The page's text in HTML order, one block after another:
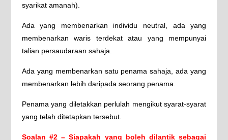
syarikat amanah).
Ada yang membenarkan individu neutral, ada yang
membenarkan waris terdekat atau yang mempunyai
talian persaudaraan sahaja.
Ada yang membenarkan satu penama sahaja, ada yang
membenarkan lebih daripada seorang penama.
Penama yang diletakkan perlulah mengikut syarat-syarat
yang telah ditetapkan tersebut.
Soalan #2 – Siapakah yang boleh dilantik sebagai